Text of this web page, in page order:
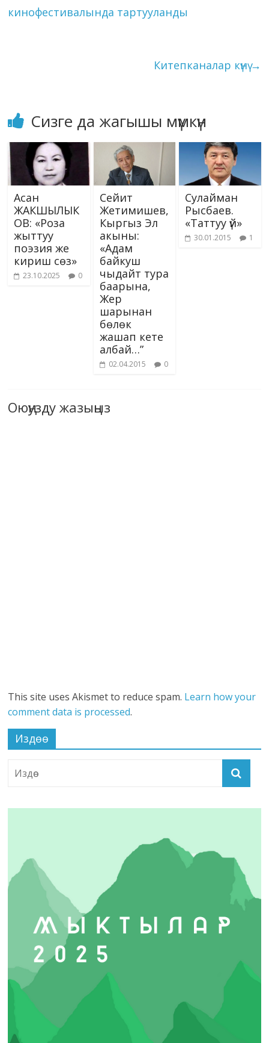
o
k
m n p
ki
Li
кинофестивалында тартууланды
Китепканалар күнү→
Сизге да жагышы мүмкүн
Асан
ЖАКШЫЛЫК
ОВ: «Роза
жыттуу
поэзия же
кириш сөз»
23.10.2025 0
Сейит
Жетимишев,
Кыргыз Эл
акыны:
«Адам
байкуш
чыдайт тура
баарына,
Жер
шарынан
бөлөк
жашап кете
албай…”
02.04.2015 0
Сулайман
Рысбаев.
«Таттуу үй»
30.01.2015 1
Оюңузду жазыңыз
This site uses Akismet to reduce spam. Learn how your
comment data is processed.
Издөө